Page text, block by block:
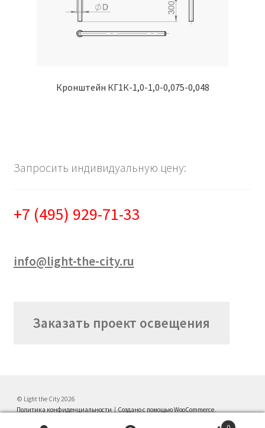
Кронштейн КГ1К-1,0-1,0-0,075-0,048
Запросить индивидуальную цену:
+7 (495) 929-71-33
info@light-the-city.ru
Заказать проект освещения
© Light the City 2026
Политика конфиденциальности
Создано с помощью WooCommerce.